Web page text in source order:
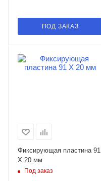
ПОД ЗАКАЗ
Фиксирующая пластина 91
X 20 мм
Под заказ